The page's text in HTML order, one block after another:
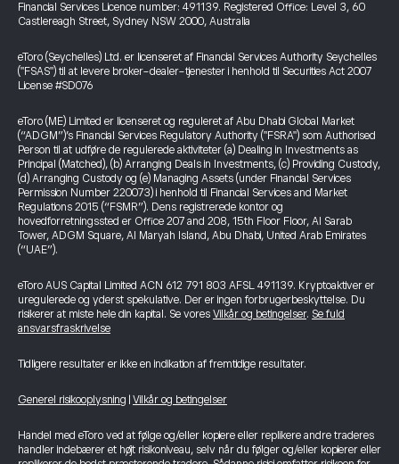
Financial Services Licence number: 491139. Registered Office: Level 3, 60
Castlereagh Street, Sydney NSW 2000, Australia
eToro (Seychelles) Ltd. er licenseret af Financial Services Authority Seychelles
("FSAS") til at levere broker-dealer-tjenester i henhold til Securities Act 2007
License #SD076
eToro (ME) Limited er licenseret og reguleret af Abu Dhabi Global Market
(“ADGM”)’s Financial Services Regulatory Authority ("FSRA") som Authorised
Person til at udføre de regulerede aktiviteter (a) Dealing in Investments as
Principal (Matched), (b) Arranging Deals in Investments, (c) Providing Custody,
(d) Arranging Custody og (e) Managing Assets (under Financial Services
Permission Number 220073) i henhold til Financial Services and Market
Regulations 2015 (“FSMR”). Dens registrerede kontor og
hovedforretningssted er Office 207 and 208, 15th Floor Floor, Al Sarab
Tower, ADGM Square, Al Maryah Island, Abu Dhabi, United Arab Emirates
(“UAE”).
eToro AUS Capital Limited ACN 612 791 803 AFSL 491139. Kryptoaktiver er
uregulerede og yderst spekulative. Der er ingen forbrugerbeskyttelse. Du
risikerer at miste hele din kapital. Se vores Vilkår og betingelser. Se fuld
ansvarsfraskrivelse
Tidligere resultater er ikke en indikation af fremtidige resultater.
Generel risikooplysning Vilkår og betingelser
Handel med eToro ved at følge og/eller kopiere eller replikere andre traderes
handler indebærer et højt risikoniveau, selv når du følger og/eller kopierer eller